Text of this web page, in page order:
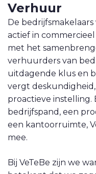
Verhuur
De
actief in
met het
verhuurders van
uitdagende klus en
vergt
proactieve instelling.
bedrijfspand, een
een kantoorruimte,
mee.
Bij VeTeBe zijn we